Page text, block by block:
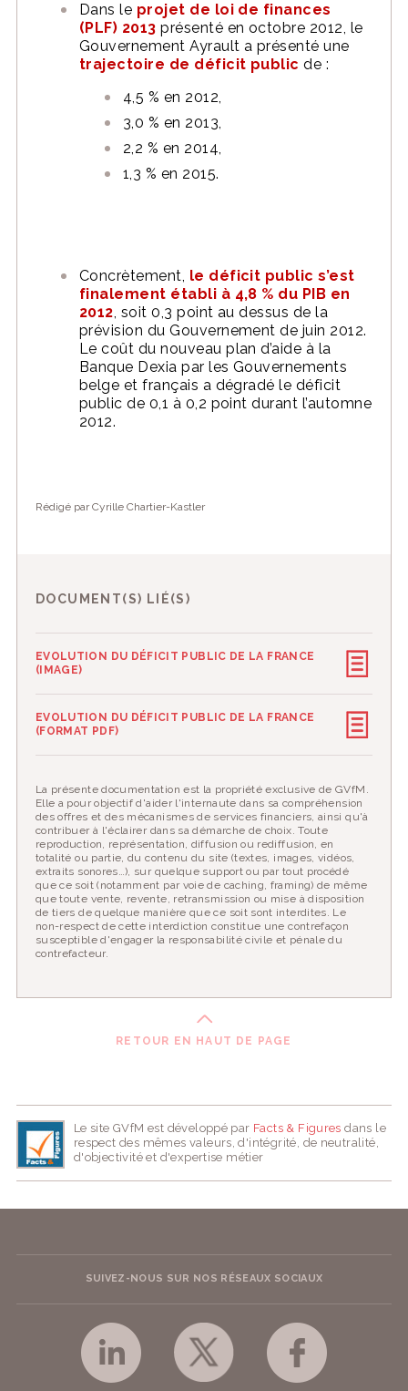
Dans le projet de loi de finances
(PLF) 2013 présenté en octobre 2012, le
Gouvernement Ayrault a présenté une
trajectoire de déficit public de :
4,5 % en 2012,
3,0 % en 2013,
2,2 % en 2014,
1,3 % en 2015.
Concrètement, le déficit public s’est
finalement établi à 4,8 % du PIB en
2012, soit 0,3 point au dessus de la
prévision du Gouvernement de juin 2012.
Le coût du nouveau plan d’aide à la
Banque Dexia par les Gouvernements
belge et français a dégradé le déficit
public de 0,1 à 0,2 point durant l’automne
2012.
Rédigé par Cyrille Chartier-Kastler
DOCUMENT(S) LIÉ(S)
EVOLUTION DU DÉFICIT PUBLIC DE LA FRANCE
(IMAGE)
EVOLUTION DU DÉFICIT PUBLIC DE LA FRANCE
(FORMAT PDF)
La présente documentation est la propriété exclusive de GVfM.
Elle a pour objectif d'aider l'internaute dans sa compréhension
des offres et des mécanismes de services financiers, ainsi qu'à
contribuer à l'éclairer dans sa démarche de choix. Toute
reproduction, représentation, diffusion ou rediffusion, en
totalité ou partie, du contenu du site (textes, images, vidéos,
extraits sonores…), sur quelque support ou par tout procédé
que ce soit (notamment par voie de caching, framing) de même
que toute vente, revente, retransmission ou mise à disposition
de tiers de quelque manière que ce soit sont interdites. Le
non-respect de cette interdiction constitue une contrefaçon
susceptible d'engager la responsabilité civile et pénale du
contrefacteur.
RETOUR EN HAUT DE PAGE
Le site GVfM est développé par Facts & Figures dans le
respect des mêmes valeurs, d'intégrité, de neutralité,
d'objectivité et d'expertise métier
SUIVEZ-NOUS SUR NOS RÉSEAUX SOCIAUX